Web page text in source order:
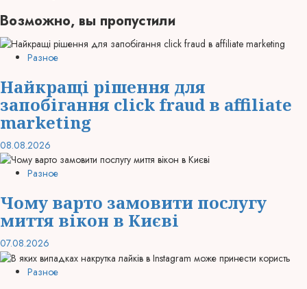
Возможно, вы пропустили
Разное
Найкращі рішення для
запобігання click fraud в affiliate
marketing
08.08.2026
Разное
Чому варто замовити послугу
миття вікон в Києві
07.08.2026
Разное